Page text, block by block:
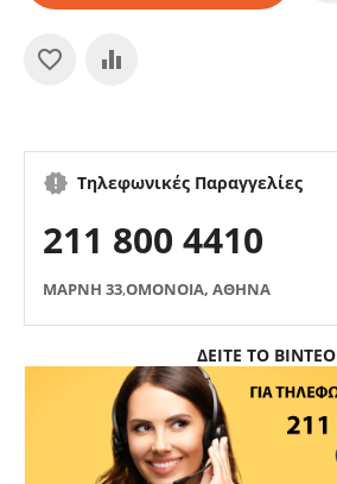
Τηλεφωνικές Παραγγελίες
211 800 4410
ΜΑΡΝΗ 33,ΟΜΟΝΟΙΑ, ΑΘΗΝΑ
ΔΕΙΤΕ ΤΟ ΒΙΝΤΕΟ